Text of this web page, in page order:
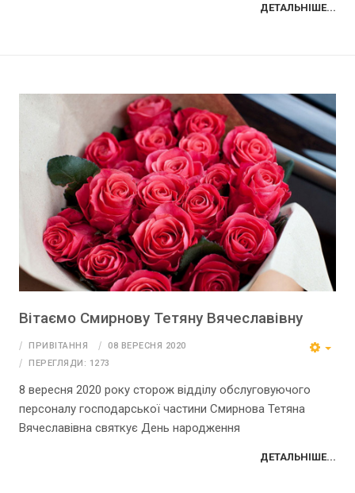
ДЕТАЛЬНІШЕ...
Вітаємо Смирнову Тетяну Вячеславівну
ПРИВІТАННЯ
08 ВЕРЕСНЯ 2020
ПЕРЕГЛЯДИ: 1273
8 вересня 2020 року сторож відділу обслуговуючого
персоналу господарської частини Смирнова Тетяна
Вячеславівна святкує День народження
ДЕТАЛЬНІШЕ...